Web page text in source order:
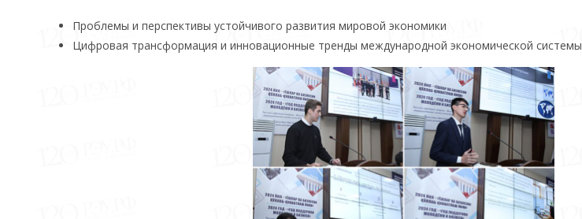
Проблемы и перспективы устойчивого развития мировой экономики
Цифровая трансформация и инновационные тренды международной экономической системы